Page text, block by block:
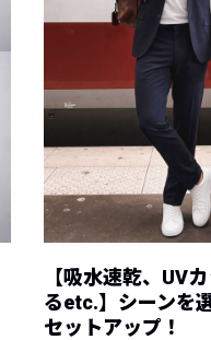
【吸水速乾、UV
るetc.】シーンを
セットアップ！